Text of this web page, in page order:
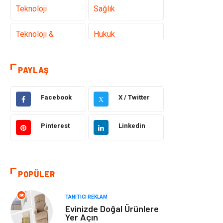
Teknoloji Sağlık
Teknoloji &
Hukuk
Elektrik &
Güzellik ve Bakım Eğitim
Giyim Sağlıklı Yaşam
Gıda Organizasyon
PAYLAŞ
Facebook X X / Twitter
Pinterest Linkedin
POPÜLER
TANITICI REKLAM
Evinizde Doğal Ürünlere
Yer Açın